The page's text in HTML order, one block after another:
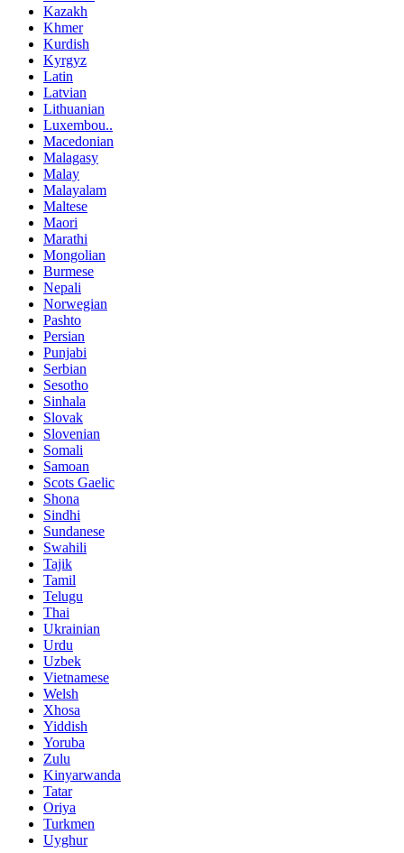
Kazakh
Khmer
Kurdish
Kyrgyz
Latin
Latvian
Lithuanian
Luxembou..
Macedonian
Malagasy
Malay
Malayalam
Maltese
Maori
Marathi
Mongolian
Burmese
Nepali
Norwegian
Pashto
Persian
Punjabi
Serbian
Sesotho
Sinhala
Slovak
Slovenian
Somali
Samoan
Scots Gaelic
Shona
Sindhi
Sundanese
Swahili
Tajik
Tamil
Telugu
Thai
Ukrainian
Urdu
Uzbek
Vietnamese
Welsh
Xhosa
Yiddish
Yoruba
Zulu
Kinyarwanda
Tatar
Oriya
Turkmen
Uyghur